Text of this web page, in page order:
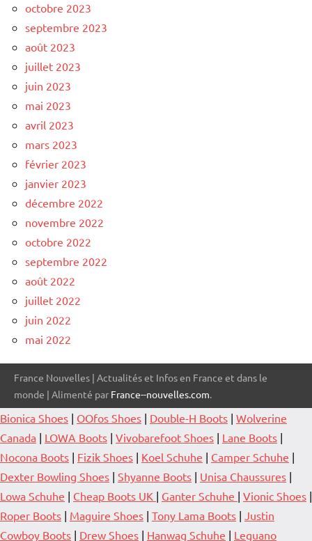
octobre 2023
septembre 2023
août 2023
juillet 2023
juin 2023
mai 2023
avril 2023
mars 2023
février 2023
janvier 2023
décembre 2022
novembre 2022
octobre 2022
septembre 2022
août 2022
juillet 2022
juin 2022
mai 2022
France Nouvelles | Actualités et Infos en France et dans le
monde | Alimenté par France--nouvelles.com.
Bionica Shoes | OOfos Shoes | Double-H Boots | Wolverine
Canada | LOWA Boots | Vivobarefoot Shoes | Lane Boots |
Nocona Boots | Fizik Shoes | Koel Schuhe | Camper Schuhe |
Dexter Bowling Shoes | Shyanne Boots | Unisa Chaussures |
Lowa Schuhe | Cheap Boots UK | Ganter Schuhe | Vionic Shoes |
Roper Boots | Maguire Shoes | Tony Lama Boots | Justin
Cowboy Boots | Drew Shoes | Hanwag Schuhe | Leguano